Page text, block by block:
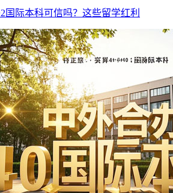
国际本科可信吗？这些留学红利